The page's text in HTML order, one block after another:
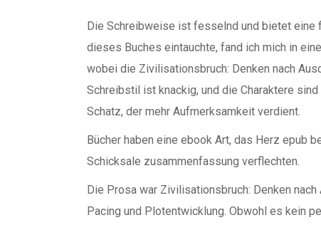
Die Schreibweise ist fesselnd und bietet eine
dieses Buches eintauchte, fand ich mich in
wobei die Zivilisationsbruch: Denken nach
Schreibstil ist knackig, und die Charaktere
Schatz, der mehr Aufmerksamkeit verdient.
Bücher haben eine ebook Art, das Herz epub
Schicksale zusammenfassung verflechten.
Die Prosa war Zivilisationsbruch: Denken
Pacing und Plotentwicklung. Obwohl es kein